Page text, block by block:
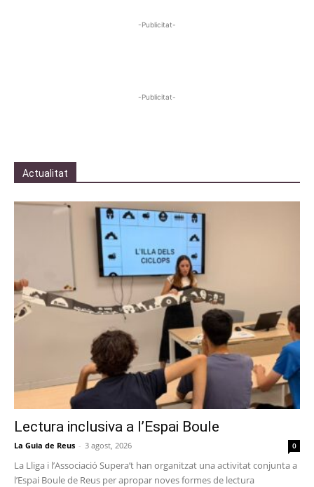
-Publicitat-
-Publicitat-
Actualitat
Lectura inclusiva a l’Espai Boule
La Guia de Reus - 3 agost, 2026 0
La Lliga i l’Associació Supera’t han organitzat una activitat conjunta a
l’Espai Boule de Reus per apropar noves formes de lectura